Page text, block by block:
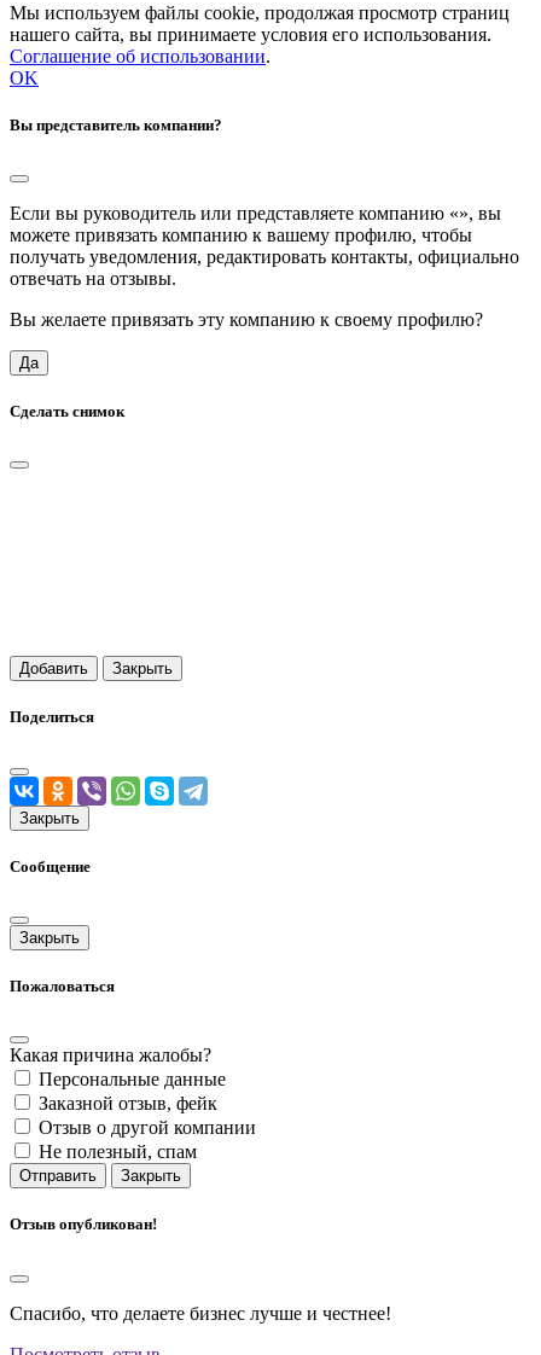
Мы используем файлы cookie, продолжая просмотр страниц
нашего сайта, вы принимаете условия его использования.
Соглашение об использовании.
OK
Вы представитель компании?
Если вы руководитель или представляете компанию «», вы
можете привязать компанию к вашему профилю, чтобы
получать уведомления, редактировать контакты, официально
отвечать на отзывы.
Вы желаете привязать эту компанию к своему профилю?
Да
Сделать снимок
Добавить Закрыть
Поделиться
Закрыть
Сообщение
Закрыть
Пожаловаться
Какая причина жалобы?
Персональные данные
Заказной отзыв, фейк
Отзыв о другой компании
Не полезный, спам
Отправить Закрыть
Отзыв опубликован!
Спасибо, что делаете бизнес лучше и честнее!